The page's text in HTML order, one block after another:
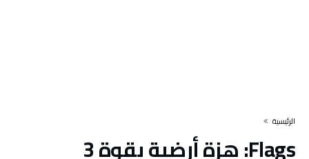
‫الرئيسية‬
Flags: هزة أرضية بقوة 3